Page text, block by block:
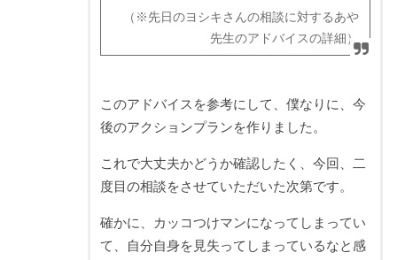
（※先日のヨシキさんの相談に対するあや
先生のアドバイスの詳細）
このアドバイスを参考にして、僕なりに、今
後のアクションプランを作りました。
これで大丈夫かどうか確認したく、今回、二
度目の相談をさせていただいた次第です。
確かに、カッコつけマンになってしまってい
て、自分自身を見失ってしまっているなと感